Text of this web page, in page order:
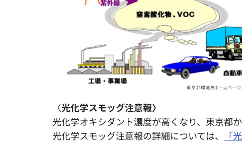
〈光化学スモッグ注意報〉
光化学オキシダント濃度が高くなり、東京都
光化学スモッグ注意報の詳細については、
「